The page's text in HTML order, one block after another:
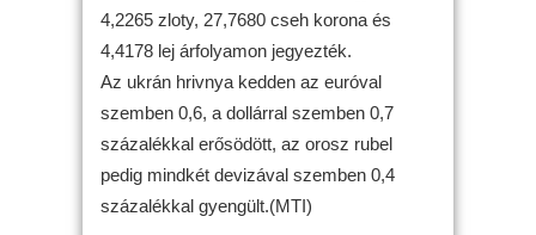
4,2265 zloty, 27,7680 cseh korona és
4,4178 lej árfolyamon jegyezték.
Az ukrán hrivnya kedden az euróval
szemben 0,6, a dollárral szemben 0,7
százalékkal erősödött, az orosz rubel
pedig mindkét devizával szemben 0,4
százalékkal gyengült.(MTI)